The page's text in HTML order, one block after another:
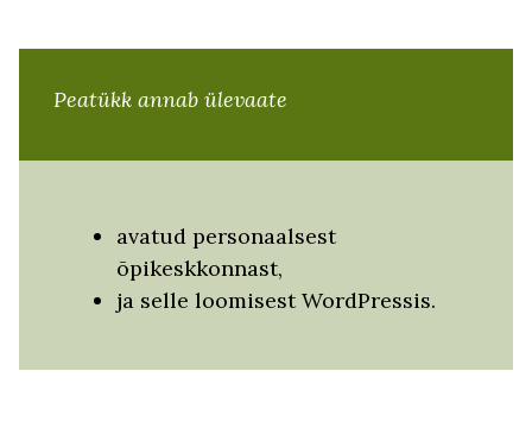
Peatükk annab ülevaate
avatud personaalsest
õpikeskkonnast,
ja selle loomisest WordPressis.